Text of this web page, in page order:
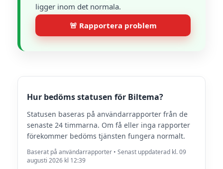
ligger inom det normala.
🚨 Rapportera problem
Hur bedöms statusen för Biltema?
Statusen baseras på användarrapporter från de
senaste 24 timmarna. Om få eller inga rapporter
förekommer bedöms tjänsten fungera normalt.
Baserat på användarrapporter • Senast uppdaterad kl. 09
augusti 2026 kl 12:39